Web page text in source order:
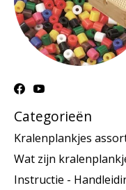
Categorieën
Kralenplankjes
Wat zijn
Instructie -